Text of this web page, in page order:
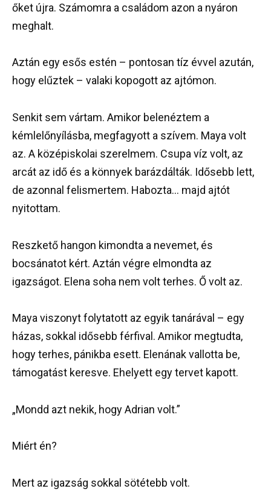
őket újra. Számomra a családom azon a nyáron
meghalt.
Aztán egy esős estén – pontosan tíz évvel azután,
hogy elűztek – valaki kopogott az ajtómon.
Senkit sem vártam. Amikor belenéztem a
kémlelőnyílásba, megfagyott a szívem. Maya volt
az. A középiskolai szerelmem. Csupa víz volt, az
arcát az idő és a könnyek barázdálták. Idősebb lett,
de azonnal felismertem. Habozta… majd ajtót
nyitottam.
Reszkető hangon kimondta a nevemet, és
bocsánatot kért. Aztán végre elmondta az
igazságot. Elena soha nem volt terhes. Ő volt az.
Maya viszonyt folytatott az egyik tanárával – egy
házas, sokkal idősebb férfival. Amikor megtudta,
hogy terhes, pánikba esett. Elenának vallotta be,
támogatást keresve. Ehelyett egy tervet kapott.
„Mondd azt nekik, hogy Adrian volt.”
Miért én?
Mert az igazság sokkal sötétebb volt.